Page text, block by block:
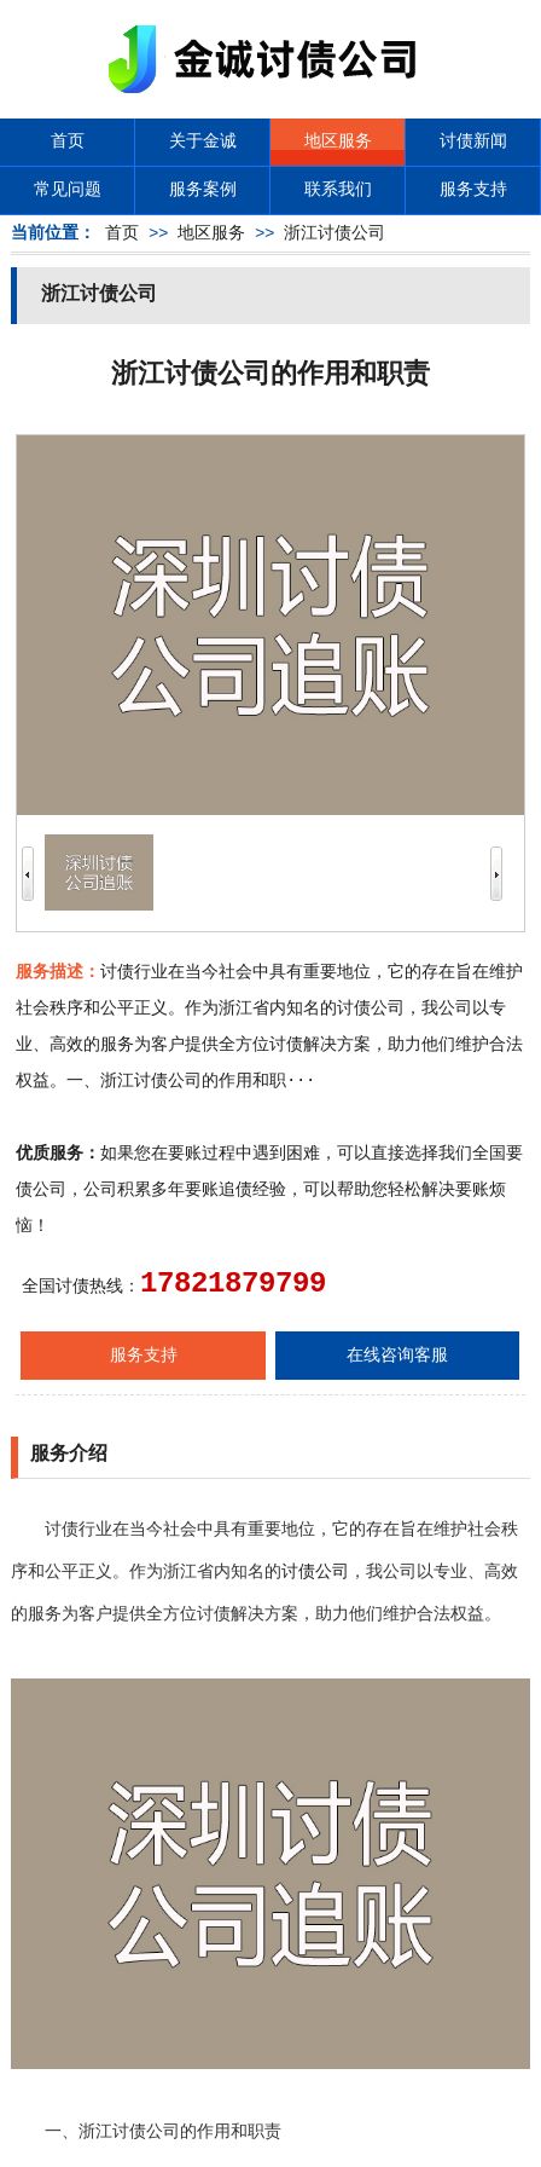
首页 关于金诚 地区服务 讨债新闻
常见问题 服务案例 联系我们 服务支持
当前位置： 首页 >> 地区服务 >> 浙江讨债公司
浙江讨债公司
浙江讨债公司的作用和职责
服务描述：讨债行业在当今社会中具有重要地位，它的存在旨在维护
社会秩序和公平正义。作为浙江省内知名的讨债公司，我公司以专
业、高效的服务为客户提供全方位讨债解决方案，助力他们维护合法
权益。一、浙江讨债公司的作用和职···
优质服务：如果您在要账过程中遇到困难，可以直接选择我们全国要
债公司，公司积累多年要账追债经验，可以帮助您轻松解决要账烦
恼！
全国讨债热线： 17821879799
服务支持 在线咨询客服
服务介绍
讨债行业在当今社会中具有重要地位，它的存在旨在维护社会秩
序和公平正义。作为浙江省内知名的讨债公司 ，我公司以专业、高效
的服务为客户提供全方位讨债解决方案，助力他们维护合法权益。
一、浙江讨债公司的作用和职责